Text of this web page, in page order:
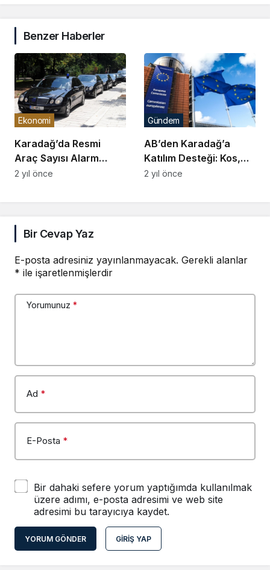
Benzer Haberler
Karadağ’da Resmi
Araç Sayısı Alarm
Veriyor
Ekonomi
2 yıl önce
AB’den Karadağ’a
Katılım Desteği: Kos,
Ziyarete Geliyor
Gündem
2 yıl önce
Bir Cevap Yaz
E-posta adresiniz yayınlanmayacak. Gerekli alanlar
* ile işaretlenmişlerdir
Yorumunuz *
Ad *
E-Posta *
Bir dahaki sefere yorum yaptığımda kullanılmak
üzere adımı, e-posta adresimi ve web site
adresimi bu tarayıcıya kaydet.
YORUM GÖNDER GIRIŞ YAP